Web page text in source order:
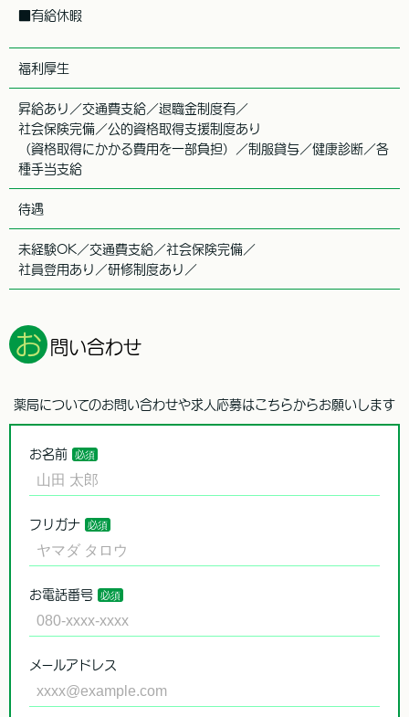
■有給休暇
福利厚生
昇給あり／交通費支給／退職金制度有／
社会保険完備／公的資格取得支援制度あり
（資格取得にかかる費用を一部負担）／制服貸与／健康診断／各
種手当支給
待遇
未経験OK／交通費支給／社会保険完備／
社員登用あり／研修制度あり／
お 問い合わせ
薬局についてのお問い合わせや求人応募はこちらからお願いします
お名前
フリガナ
お電話番号
メールアドレス